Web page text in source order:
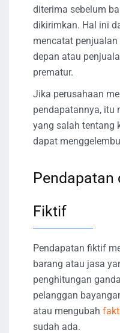
diterima sebelum
dikirimkan. Hal ini
mencatat
depan atau
prematur.
Jika perusahaan
pendapatannya, itu
yang salah tentang
dapat
Pendapatan
Fiktif
Pendapatan fiktif
barang atau jasa
penghitungan
pelanggan
atau mengubah
sudah ada.